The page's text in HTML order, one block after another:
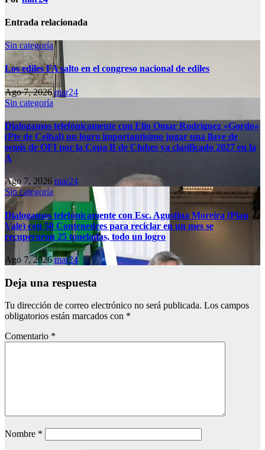
Entrada relacionada
Sin categoría
Los ediles FA salto en el congreso nacional de ediles
Ago 7, 2026mar24
Sin categoría
Dialogamos telefónicamente con Elio Omar Rodriguez «Gordo»
(Pte de Ceibal) un logro importantisimo jugar una llave de
semis de OFI por la Copa B de Clubes ya clasificado 2027 en la
A
Ago 7, 2026 mar24
Sin categoría
Dialogamos telefónicamente con Esc. Agustina Moreira (Plan
Vale) con 50 Contenedres para reciclar en un mes se
recuperaron 25 toneladas, todo un logro
Ago 7, 2026mar24
Deja una respuesta
Tu dirección de correo electrónico no será publicada. Los campos
obligatorios están marcados con *
Comentario *
Nombre *